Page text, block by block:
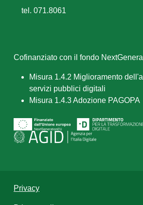
tel. 071.8061
Cofinanziato con il fondo
Misura 1.4.2 Miglioramento
servizi pubblici digitali
Misura 1.4.3 Adozione PAGOPA
Privacy